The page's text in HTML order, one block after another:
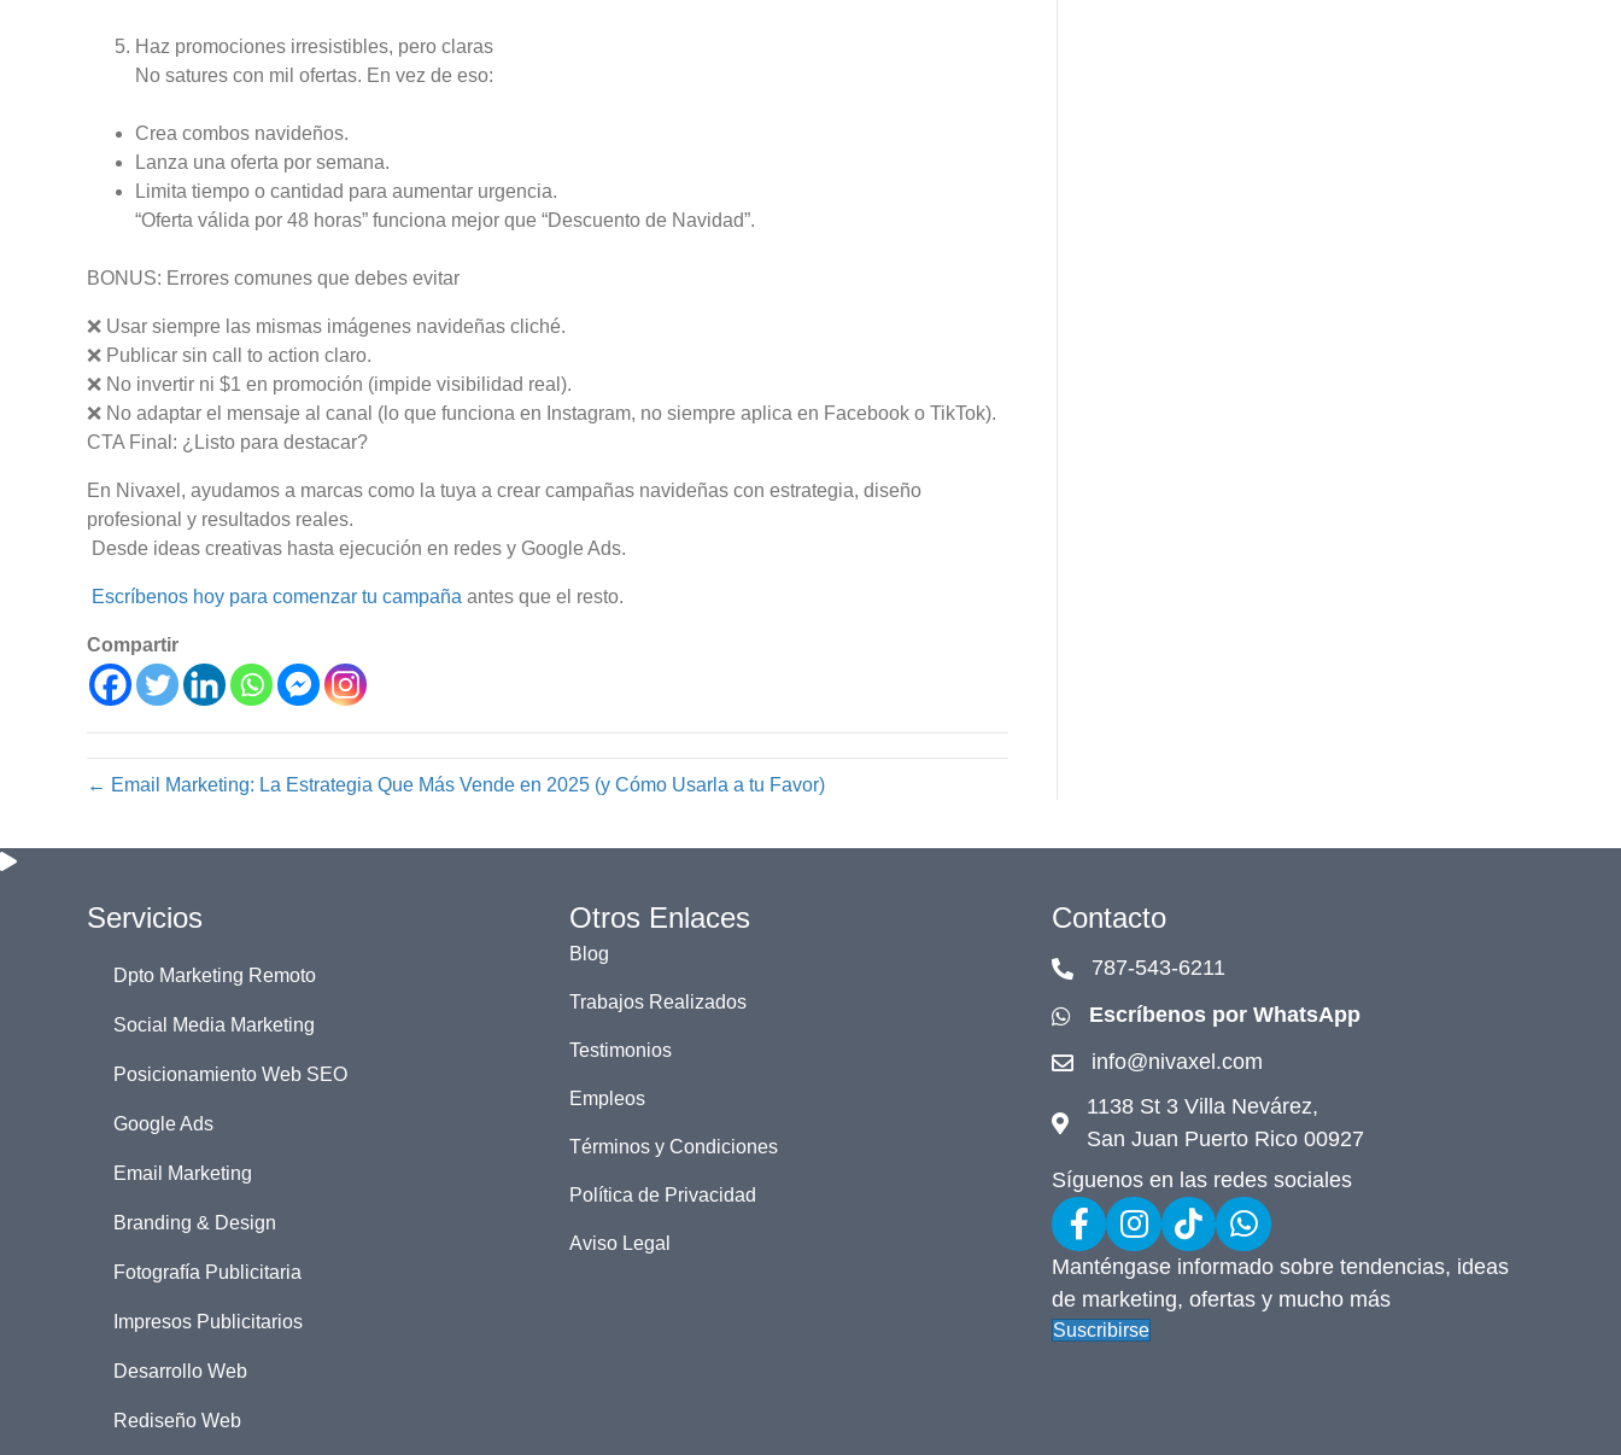
Haz promociones irresistibles, pero claras
No satures con mil ofertas. En vez de eso:
Crea combos navideños.
Lanza una oferta por semana.
Limita tiempo o cantidad para aumentar urgencia.
“Oferta válida por 48 horas” funciona mejor que “Descuento de Navidad”.
BONUS: Errores comunes que debes evitar
❌ Usar siempre las mismas imágenes navideñas cliché.
❌ Publicar sin call to action claro.
❌ No invertir ni $1 en promoción (impide visibilidad real).
❌ No adaptar el mensaje al canal (lo que funciona en Instagram, no siempre aplica en Facebook o TikTok).
CTA Final: ¿Listo para destacar?
En Nivaxel, ayudamos a marcas como la tuya a crear campañas navideñas con estrategia, diseño
profesional y resultados reales.
Desde ideas creativas hasta ejecución en redes y Google Ads.
Escríbenos hoy para comenzar tu campaña antes que el resto.
Compartir
← Email Marketing: La Estrategia Que Más Vende en 2025 (y Cómo Usarla a tu Favor)
Servicios
Dpto Marketing Remoto
Social Media Marketing
Posicionamiento Web SEO
Google Ads
Email Marketing
Branding & Design
Fotografía Publicitaria
Impresos Publicitarios
Desarrollo Web
Rediseño Web
Otros Enlaces
Blog
Trabajos Realizados
Testimonios
Empleos
Términos y Condiciones
Política de Privacidad
Aviso Legal
Contacto
787-543-6211
Escríbenos por WhatsApp
info@nivaxel.com
1138 St 3 Villa Nevárez,
San Juan Puerto Rico 00927
Síguenos en las redes sociales
Manténgase informado sobre tendencias, ideas
de marketing, ofertas y mucho más
Suscribirse